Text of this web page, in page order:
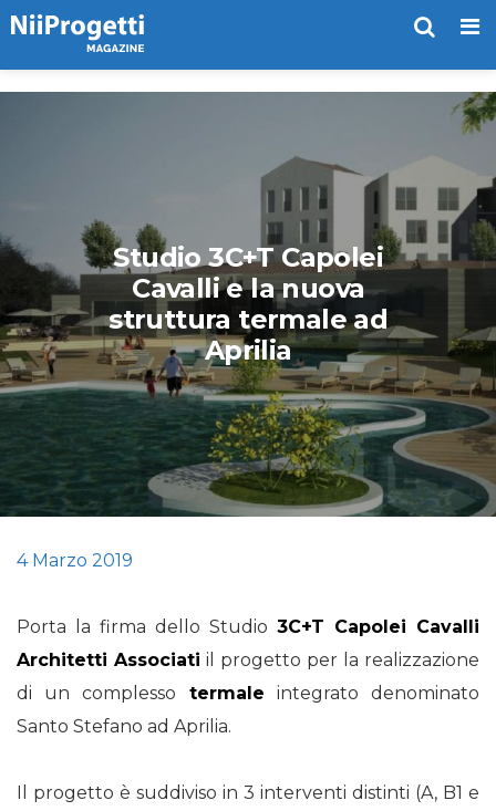
Studio 3C+T Capolei
Cavalli e la nuova
struttura termale ad
Aprilia
4 Marzo 2019
Porta la firma dello Studio 3C+T Capolei Cavalli
Architetti Associati il progetto per la realizzazione
di un complesso termale integrato denominato
Santo Stefano ad Aprilia.
Il progetto è suddiviso in 3 interventi distinti (A, B1 e